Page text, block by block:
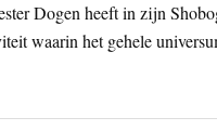
Dogen heeft in zijn
waarin het gehele